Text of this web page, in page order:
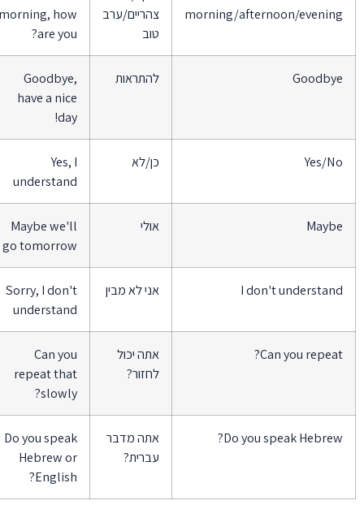
morning/afternoon/
צהריים/ערב
morning, how
are you?
להתראות
Goodbye,
have a nice
Yes/ כן/לא
Yes, I
understand
Maybe we'll
go tomorrow
I don't אני לא מבין
Sorry, I don't
understand
Can you
אתה יכול
לחזור?
Can you
repeat that
slowly?
Do you speak
אתה מדבר
עברית?
Do you speak
Hebrew or
English?